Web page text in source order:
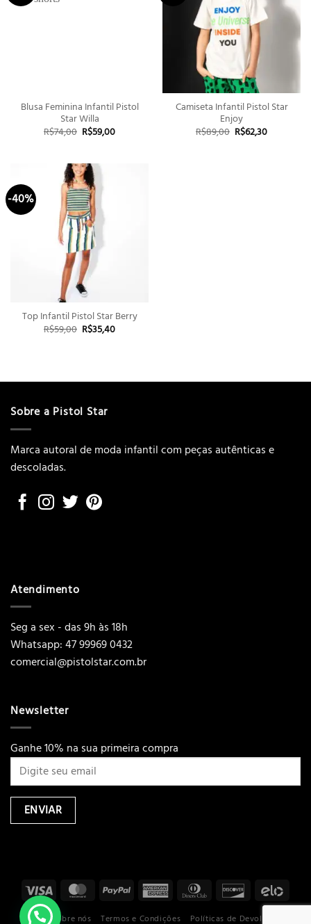
Blusa Feminina Infantil Pistol
Star Willa
R$74,00 O
preço
R$74,00.
R$59,00O
Camiseta Infantil Pistol Star
Enjoy
R$89,00 O
preço
R$62,30O
-40%
Top Infantil Pistol Star Berry
R$59,00 O
preço
R$35,40O
Sobre a Pistol Star
Marca autoral de moda infantil com peças autênticas e
descoladas.
Atendimento
Seg a sex - das 9h às 18h
Whatsapp: 47 99969 0432
comercial@pistolstar.com.br
Newsletter
Ganhe 10% na sua primeira compra
Loja Sobre nós Termos e Condições Políticas de Devoluções